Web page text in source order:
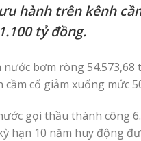
hành trên kênh
tỷ đồng.
nước bơm ròng
cố giảm xuống mức
gọi thầu thành công
hạn 10 năm huy động